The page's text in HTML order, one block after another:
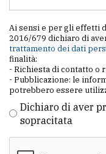
Ai sensi e per gli effetti
2016/679 dichiaro di
trattamento dei dati
finalità:
- Richiesta di contatto o
- Pubblicazione: le
potrebbero essere
Dichiaro di aver
sopracitata